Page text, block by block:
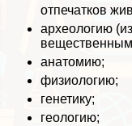
отпечатков
археологию
анатомию;
физиологию;
генетику;
геологию;